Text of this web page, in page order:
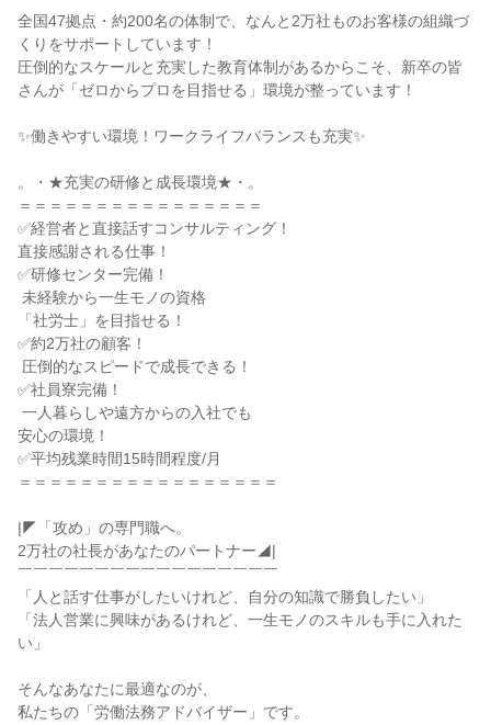
全国47拠点・約200名の体制で、なんと2万社ものお客様の組織づ
くりをサポートしています！
圧倒的なスケールと充実した教育体制があるからこそ、新卒の皆
さんが「ゼロからプロを目指せる」環境が整っています！
✨働きやすい環境！ワークライフバランスも充実✨
。・★充実の研修と成長環境★・。
＝＝＝＝＝＝＝＝＝＝＝＝＝＝＝＝
✅経営者と直接話すコンサルティング！
直接感謝される仕事！
✅研修センター完備！
「社労士」を目指せる！
✅約2万社の顧客！
✅社員寮完備！
安心の環境！
✅平均残業時間15時間程度/月
＝＝＝＝＝＝＝＝＝＝＝＝＝＝＝＝＝
|◤「攻め」の専門職へ。
2万社の社長があなたのパートナー◢|
￣￣￣￣￣￣￣￣￣￣￣￣￣￣￣￣￣
「人と話す仕事がしたいけれど、自分の知識で勝負したい」
「法人営業に興味があるけれど、一生モノのスキルも手に入れた
い」
そんなあなたに最適なのが、
私たちの「労働法務アドバイザー」です。